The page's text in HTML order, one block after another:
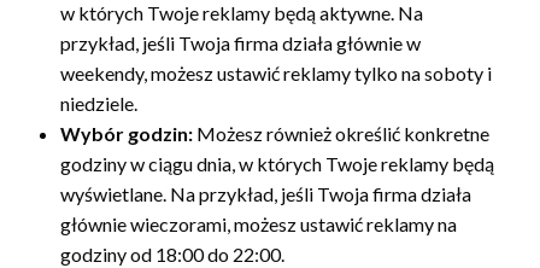
w których Twoje reklamy będą aktywne. Na
przykład, jeśli Twoja firma działa głównie w
weekendy, możesz ustawić reklamy tylko na soboty i
niedziele.
Wybór godzin: Możesz również określić konkretne
godziny w ciągu dnia, w których Twoje reklamy będą
wyświetlane. Na przykład, jeśli Twoja firma działa
głównie wieczorami, możesz ustawić reklamy na
godziny od 18:00 do 22:00.